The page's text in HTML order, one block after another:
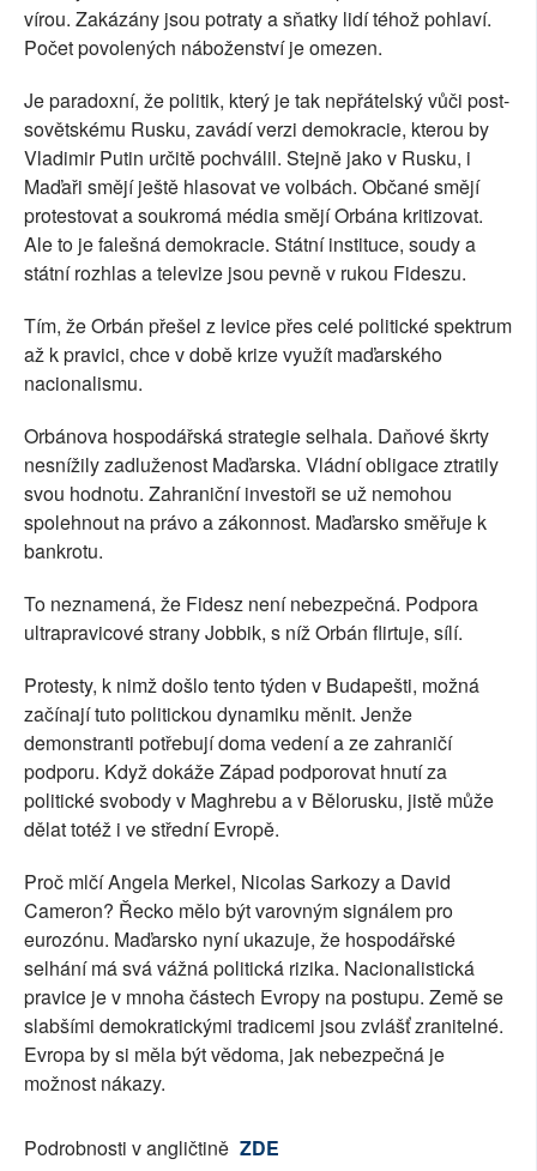
vírou. Zakázány jsou potraty a sňatky lidí téhož pohlaví.
Počet povolených náboženství je omezen.
Je paradoxní, že politik, který je tak nepřátelský vůči post-
sovětskému Rusku, zavádí verzi demokracie, kterou by
Vladimir Putin určitě pochválil. Stejně jako v Rusku, i
Maďaři smějí ještě hlasovat ve volbách. Občané smějí
protestovat a soukromá média smějí Orbána kritizovat.
Ale to je falešná demokracie. Státní instituce, soudy a
státní rozhlas a televize jsou pevně v rukou Fideszu.
Tím, že Orbán přešel z levice přes celé politické spektrum
až k pravici, chce v době krize využít maďarského
nacionalismu.
Orbánova hospodářská strategie selhala. Daňové škrty
nesnížily zadluženost Maďarska. Vládní obligace ztratily
svou hodnotu. Zahraniční investoři se už nemohou
spolehnout na právo a zákonnost. Maďarsko směřuje k
bankrotu.
To neznamená, že Fidesz není nebezpečná. Podpora
ultrapravicové strany Jobbik, s níž Orbán flirtuje, sílí.
Protesty, k nimž došlo tento týden v Budapešti, možná
začínají tuto politickou dynamiku měnit. Jenže
demonstranti potřebují doma vedení a ze zahraničí
podporu. Když dokáže Západ podporovat hnutí za
politické svobody v Maghrebu a v Bělorusku, jistě může
dělat totéž i ve střední Evropě.
Proč mlčí Angela Merkel, Nicolas Sarkozy a David
Cameron? Řecko mělo být varovným signálem pro
eurozónu. Maďarsko nyní ukazuje, že hospodářské
selhání má svá vážná politická rizika. Nacionalistická
pravice je v mnoha částech Evropy na postupu. Země se
slabšími demokratickými tradicemi jsou zvlášť zranitelné.
Evropa by si měla být vědoma, jak nebezpečná je
možnost nákazy.
Podrobnosti v angličtině ZDE